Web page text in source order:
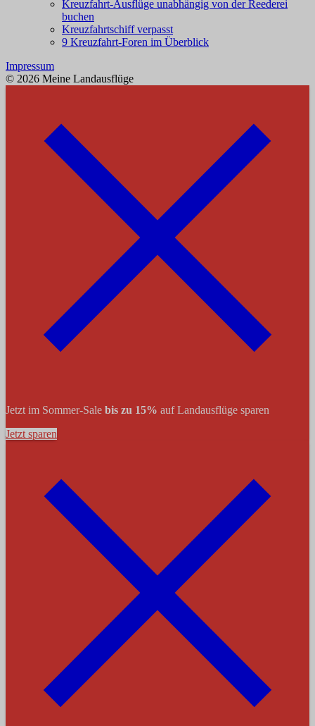
Kreuzfahrt-Ausflüge unabhängig von der Reederei
buchen
Kreuzfahrtschiff verpasst
9 Kreuzfahrt-Foren im Überblick
Impressum
© 2026 Meine Landausflüge
Jetzt im Sommer-Sale bis zu 15% auf Landausflüge sparen
Jetzt sparen